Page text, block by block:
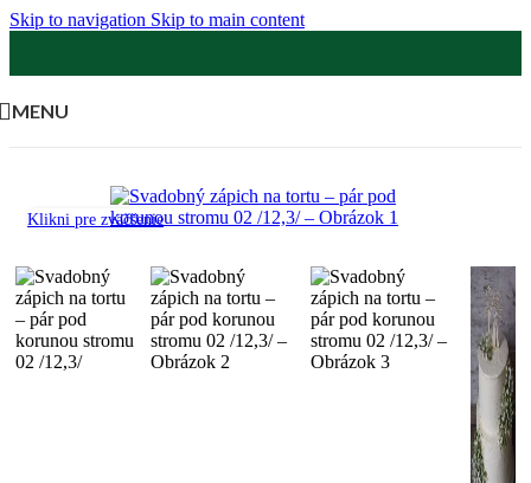
Skip to navigation Skip to main content
MENU
Klikni pre zväčšenie